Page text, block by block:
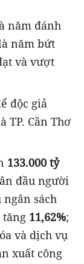
năm đánh
năm bứt
và vượt
độc giả
TP. Cần Thơ
133.000 tỷ
đầu người
ngân sách
tăng 11,62%;
và dịch vụ
xuất công